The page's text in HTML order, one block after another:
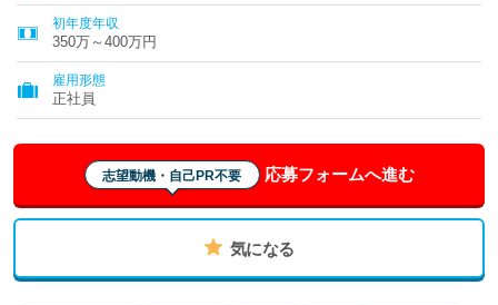
初年度年収
350万～400万円
雇用形態
正社員
志望動機・自己PR不要 応募フォームへ進む
気になる